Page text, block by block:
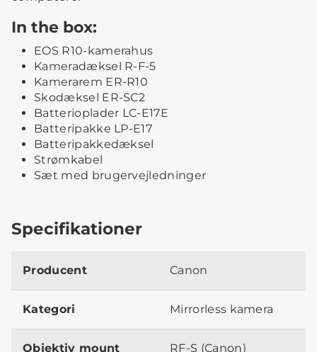
In the box:
EOS R10-kamerahus
Kameradæksel R-F-5
Kamerarem ER-R10
Skodæksel ER-SC2
Batterioplader LC-E17E
Batteripakke LP-E17
Batteripakkedæksel
Strømkabel
Sæt med brugervejledninger
Specifikationer
Producent Canon
Kategori Mirrorless kamera
Objektiv mount RF-S (Canon)